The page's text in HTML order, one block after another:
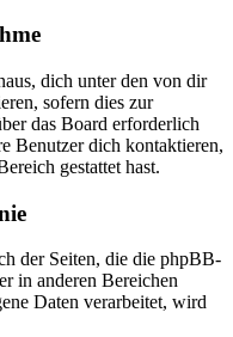
dich unter den von dir
sofern dies zur
das Board erforderlich
Benutzer dich kontaktieren,
gestattet hast.
der Seiten, die die phpBB-
in anderen Bereichen
Daten verarbeitet, wird